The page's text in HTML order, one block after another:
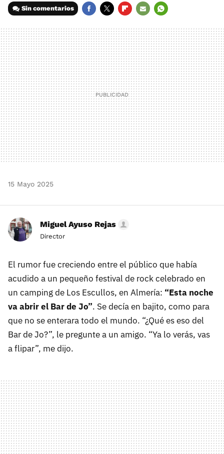
Sin comentarios
MAIL
15 Mayo 2025
Miguel Ayuso Rejas
Director
El rumor fue creciendo entre el público que había
acudido a un pequeño festival de rock celebrado en
un camping de Los Escullos, en Almería: “Esta noche
va abrir el Bar de Jo”. Se decía en bajito, como para
que no se enterara todo el mundo. “¿Qué es eso del
Bar de Jo?”, le pregunte a un amigo. “Ya lo verás, vas
a flipar”, me dijo.